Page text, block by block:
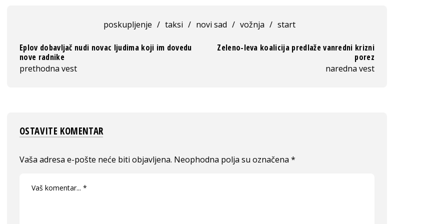
poskupljenje / taksi / novi sad / vožnja / start
Eplov dobavljač nudi novac ljudima koji im dovedu
nove radnike
prethodna vest
Zeleno-leva koalicija predlaže vanredni krizni
porez
naredna vest
OSTAVITE KOMENTAR
Vaša adresa e-pošte neće biti objavljena. Neophodna polja su označena *